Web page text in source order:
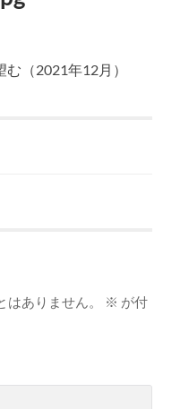
（2021年12月）
ありません。 ※ が付